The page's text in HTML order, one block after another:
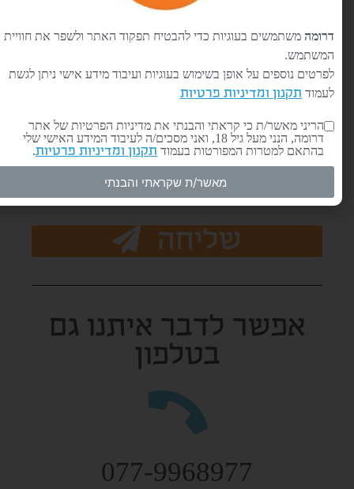
שליחה
אפשר לדבר איתנו גם
בטלפון
077-9968977​
דרומה משתמשים בעוגיות כדי להבטיח תפקוד האתר ולשפר את חוויית
המשתמש.
לפרטים נוספים על אופן בשימוש בעוגיות ועיבוד מידע אישי ניתן לגשת
לעמוד תקנון ומדיניות פרטיות
הריני מאשר/ת כי קראתי והבנתי את מדיניות הפרטיות של אתר
דרומה, הנני מעל גיל 18, ואני מסכים/ה לעיבוד המידע האישי שלי
בהתאם למטרות המפורטות בעמוד תקנון ומדיניות פרטיות.
מאשר/ת שקראתי והבנתי